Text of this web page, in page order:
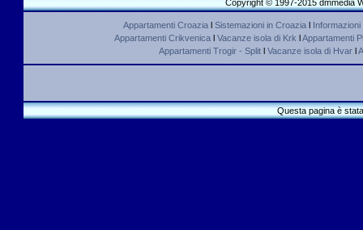
Copyright © 1997-2015 dmmedia
Appartamenti Croazial Sistemazioni in Croazial Informazioni
Appartamenti Crikvenica l Vacanze isola di Krk lAppartamenti
Appartamenti Trogir - Split l Vacanze isola di Hvar l
Questa pagina è